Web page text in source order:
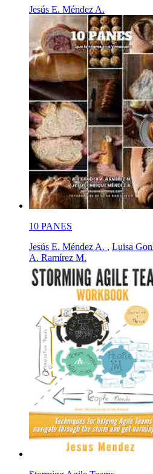
Jesús E. Méndez A.
10 PANES
Jesús E. Méndez A. , Luisa
A. Ramírez M.